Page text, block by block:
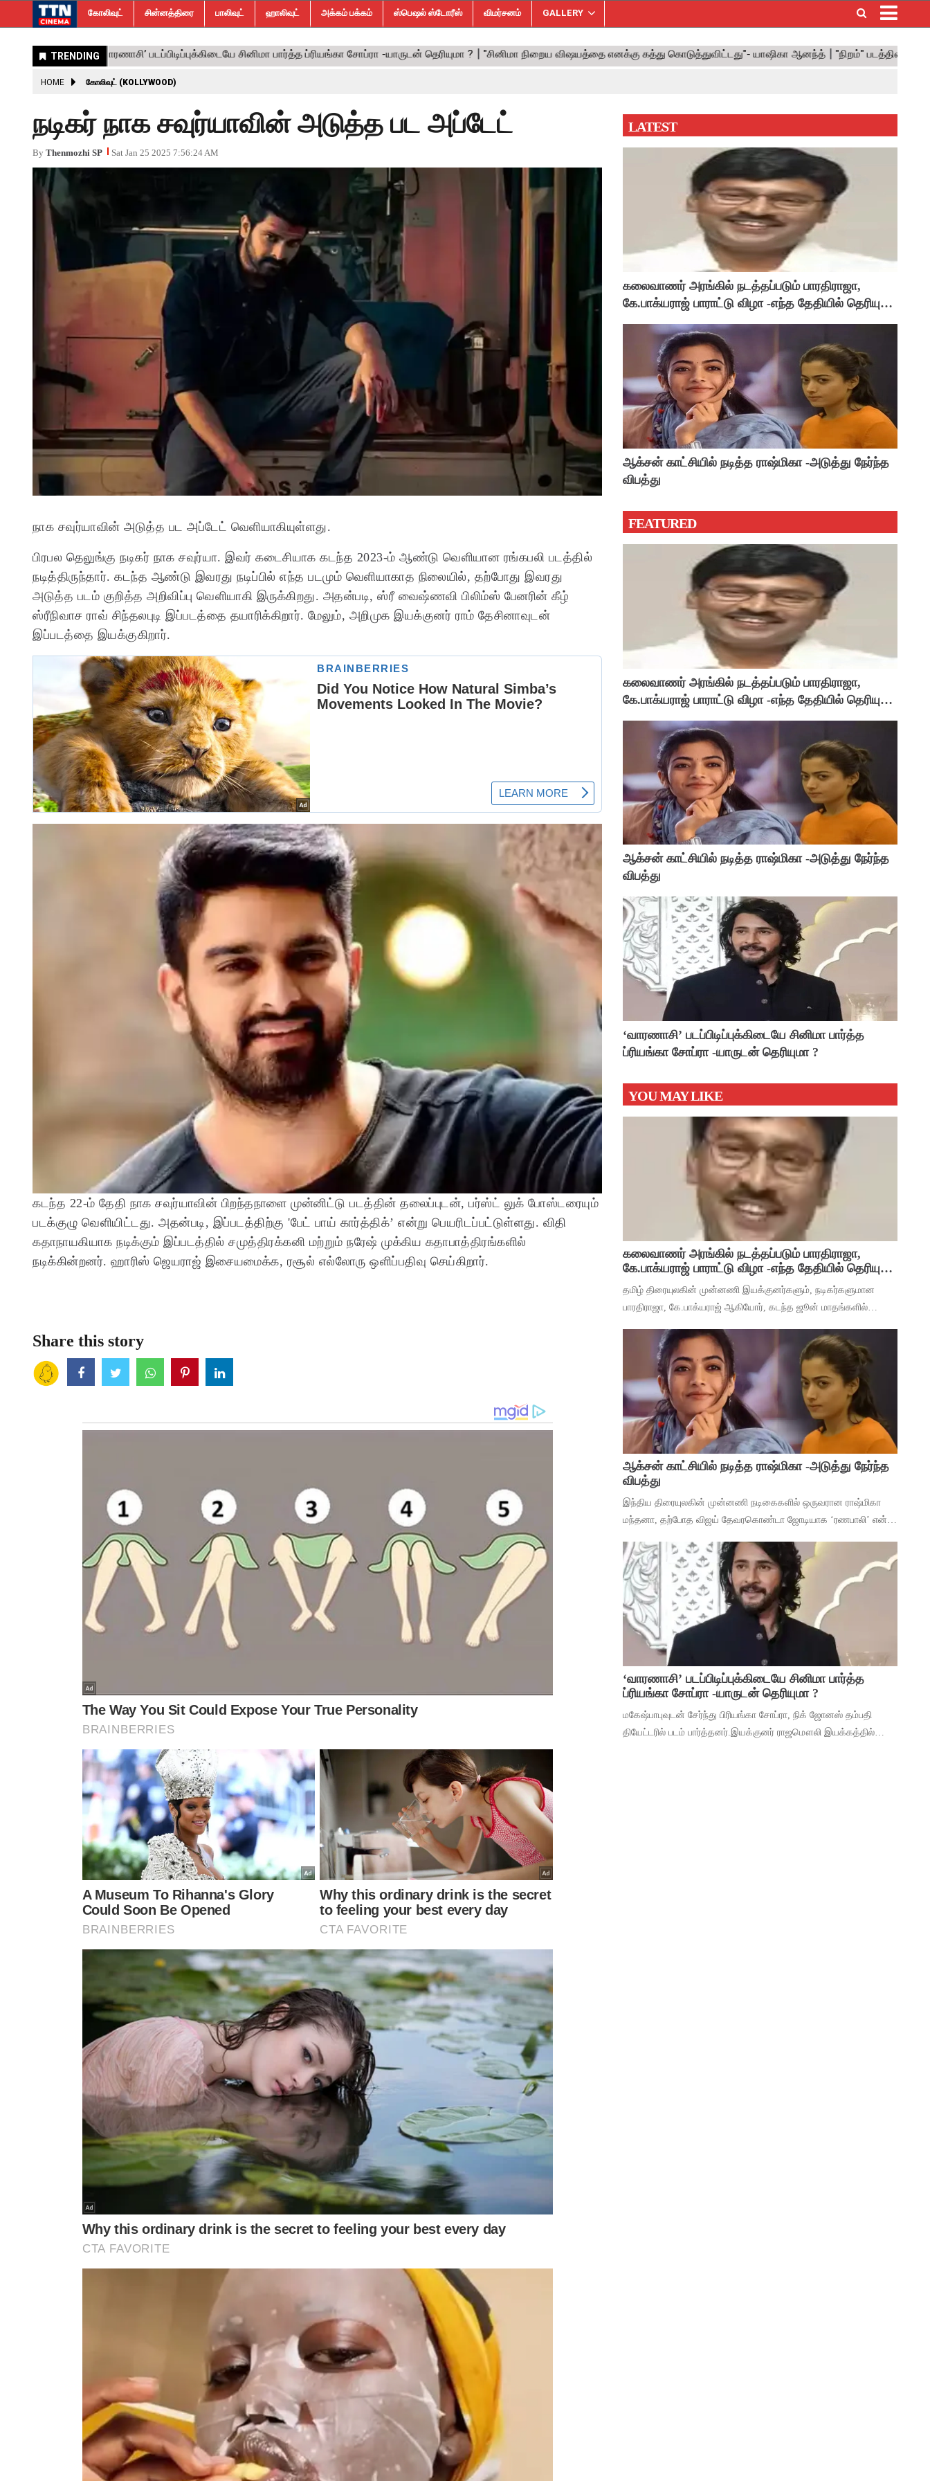
கோலிவுட் சின்னத்திரை பாலிவுட் ஹாலிவுட் அக்கம் பக்கம் ஸ்பெஷல் ஸ்டோரீஸ் விமர்சனம் GALLERY
HOME கோலிவுட் (KOLLYWOOD)
நடிகர் நாக சவுர்யாவின் அடுத்த பட அப்டேட்
By Thenmozhi SP Sat Jan 25 2025 7:56:24 AM
நாக சவுர்யாவின் அடுத்த பட அப்டேட் வெளியாகியுள்ளது.
பிரபல தெலுங்கு நடிகர் நாக சவுர்யா. இவர் கடைசியாக கடந்த 2023-ம் ஆண்டு வெளியான ரங்கபலி படத்தில்
நடித்திருந்தார். கடந்த ஆண்டு இவரது நடிப்பில் எந்த படமும் வெளியாகாத நிலையில், தற்போது இவரது
அடுத்த படம் குறித்த அறிவிப்பு வெளியாகி இருக்கிறது. அதன்படி, ஸ்ரீ வைஷ்ணவி பிலிம்ஸ் பேனரின் கீழ்
ஸ்ரீநிவாச ராவ் சிந்தலபுடி இப்படத்தை தயாரிக்கிறார். மேலும், அறிமுக இயக்குனர் ராம் தேசினாவுடன்
இப்படத்தை இயக்குகிறார்.
கடந்த 22-ம் தேதி நாக சவுர்யாவின் பிறந்தநாளை முன்னிட்டு படத்தின் தலைப்புடன், பர்ஸ்ட் லுக் போஸ்டரையும்
படக்குழு வெளியிட்டது. அதன்படி, இப்படத்திற்கு 'பேட் பாய் கார்த்திக்’ என்று பெயரிடப்பட்டுள்ளது. விதி
கதாநாயகியாக நடிக்கும் இப்படத்தில் சமுத்திரக்கனி மற்றும் நரேஷ் முக்கிய கதாபாத்திரங்களில்
நடிக்கின்றனர். ஹாரிஸ் ஜெயராஜ் இசையமைக்க, ரசூல் எல்லோரு ஒளிப்பதிவு செய்கிறார்.
Share this story
LATEST
கலைவாணர் அரங்கில் நடத்தப்படும் பாரதிராஜா,
கே.பாக்யராஜ் பாராட்டு விழா -எந்த தேதியில் தெரியுமா
ஆக்சன் காட்சியில் நடித்த ராஷ்மிகா -அடுத்து நேர்ந்த
விபத்து
FEATURED
கலைவாணர் அரங்கில் நடத்தப்படும் பாரதிராஜா,
கே.பாக்யராஜ் பாராட்டு விழா -எந்த தேதியில் தெரியுமா
ஆக்சன் காட்சியில் நடித்த ராஷ்மிகா -அடுத்து நேர்ந்த
விபத்து
‘வாரணாசி’ படப்பிடிப்புக்கிடையே சினிமா பார்த்த
ப்ரியங்கா சோப்ரா -யாருடன் தெரியுமா ?
YOU MAY LIKE
கலைவாணர் அரங்கில் நடத்தப்படும் பாரதிராஜா,
கே.பாக்யராஜ் பாராட்டு விழா -எந்த தேதியில் தெரியுமா
தமிழ் திரையுலகின் முன்னணி இயக்குனர்களும், நடிகர்களுமான
பாரதிராஜா, கே.பாக்யராஜ் ஆகியோர், கடந்த ஜூன் மாதங்களில்
சாதனைகளை பாராட்டி கவுரவிக்கும் வகையில்,
ஆக்சன் காட்சியில் நடித்த ராஷ்மிகா -அடுத்து நேர்ந்த
விபத்து
இந்திய திரையுலகின் முன்னணி நடிகைகளில் ஒருவரான ராஷ்மிகா
மந்தனா, தற்போத விஜய் தேவரகொண்டா ஜோடியாக ‘ரணபாலி’ என்ற
முக்கியத்துவம் கொண்ட ‘மைசா’ என்ற படத
‘வாரணாசி’ படப்பிடிப்புக்கிடையே சினிமா பார்த்த
ப்ரியங்கா சோப்ரா -யாருடன் தெரியுமா ?
மகேஷ்பாபுவுடன் சேர்ந்து பிரியங்கா சோப்ரா, நிக் ஜோனஸ் தம்பதி
தியேட்டரில் படம் பார்த்தனர்.இயக்குனர் ராஜமௌலி இயக்கத்தில்